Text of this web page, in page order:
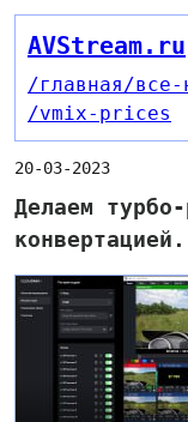
AVStream.ru
/главная/все-
/vmix-prices
20-03-2023
Делаем турбо-